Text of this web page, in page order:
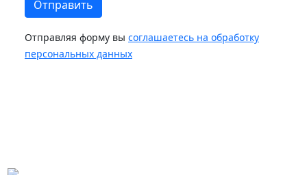
Отправляя форму вы соглашаетесь на обработку
персональных данных